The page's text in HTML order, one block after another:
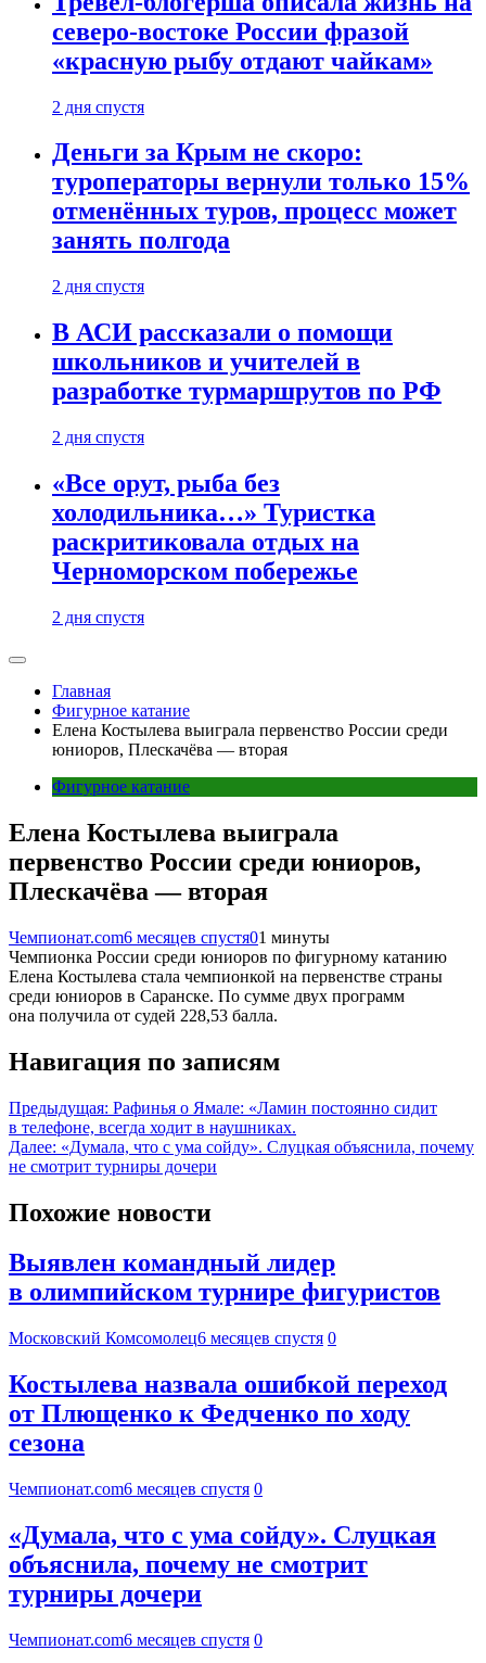
северо-востоке России фразой
«красную рыбу отдают чайкам»
2 дня спустя
Деньги за Крым не скоро:
туроператоры вернули только 15%
отменённых туров, процесс может
занять полгода
2 дня спустя
В АСИ рассказали о помощи
школьников и учителей в
разработке турмаршрутов по РФ
2 дня спустя
«Все орут, рыба без
холодильника…» Туристка
раскритиковала отдых на
Черноморском побережье
2 дня спустя
Главная
Фигурное катание
Елена Костылева выиграла первенство России среди
юниоров, Плескачёва — вторая
Фигурное катание
Елена Костылева выиграла
первенство России среди юниоров,
Плескачёва — вторая
Чемпионат.com6 месяцев спустя01 минуты
Чемпионка России среди юниоров по фигурному катанию
Елена Костылева стала чемпионкой на первенстве страны
среди юниоров в Саранске. По сумме двух программ
она получила от судей 228,53 балла.
Навигация по записям
Предыдущая: Рафинья о Ямале: «Ламин постоянно сидит
в телефоне, всегда ходит в наушниках.
Далее: «Думала, что с ума сойду». Слуцкая объяснила, почему
не смотрит турниры дочери
Похожие новости
Выявлен командный лидер
в олимпийском турнире фигуристов
Московский Комсомолец6 месяцев спустя 0
Костылева назвала ошибкой переход
от Плющенко к Федченко по ходу
сезона
Чемпионат.com6 месяцев спустя 0
«Думала, что с ума сойду». Слуцкая
объяснила, почему не смотрит
турниры дочери
Чемпионат.com6 месяцев спустя 0